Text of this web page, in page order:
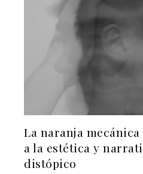
La naranja
a la estética y
distópico